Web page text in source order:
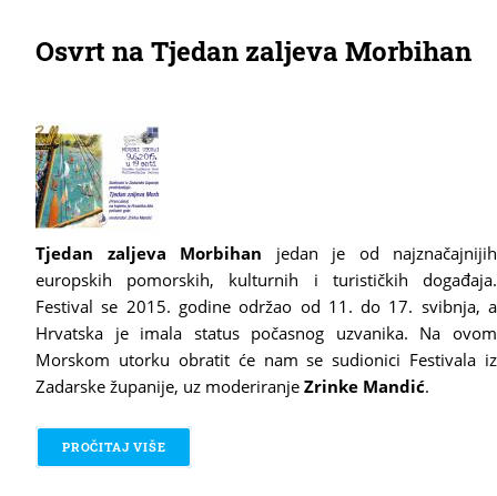
Osvrt na Tjedan zaljeva Morbihan
Tjedan zaljeva Morbihan jedan je od najznačajnijih
europskih pomorskih, kulturnih i turističkih događaja.
Festival se 2015. godine održao od 11. do 17. svibnja, a
Hrvatska je imala status počasnog uzvanika. Na ovom
Morskom utorku obratit će nam se sudionici Festivala iz
Zadarske županije, uz moderiranje Zrinke Mandić.
PROČITAJ VIŠE